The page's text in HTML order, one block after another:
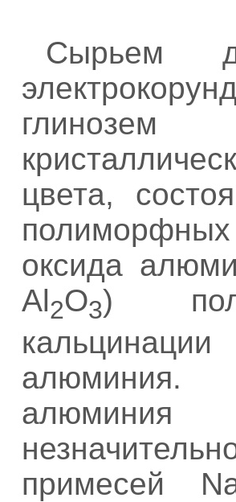
Сырьем
глинозем
цвета,
оксида
Al2O3)
примесей